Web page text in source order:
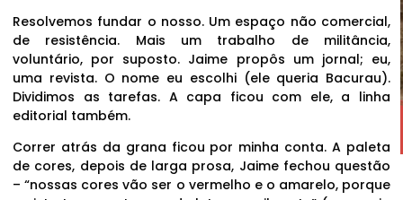
Resolvemos fundar o nosso. Um espaço não comercial,
de resistência. Mais um trabalho de militância,
voluntário, por suposto. Jaime propôs um jornal; eu,
uma revista. O nome eu escolhi (ele queria Bacurau).
Dividimos as tarefas. A capa ficou com ele, a linha
editorial também.
Correr atrás da grana ficou por minha conta. A paleta
de cores, depois de larga prosa, Jaime fechou questão
– “nossas cores vão ser o vermelho e o amarelo, porque